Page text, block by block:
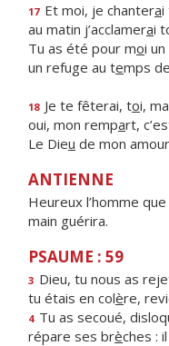
17 Et moi, je chanterai
au matin j’acclamerai
Tu as été pour moi
un refuge au temps
18 Je te fêterai, toi,
oui, mon rempart,
Le Dieu de mon
ANTIENNE
Heureux l’homme
main guérira.
PSAUME : 59
3 Dieu, tu nous as
tu étais en colère,
4 Tu as secoué,
répare ses brèches :